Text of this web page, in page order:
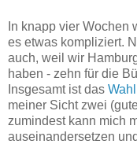
In knapp vier Wochen
es etwas kompliziert.
auch, weil wir
haben - zehn für die
Insgesamt ist das
meiner Sicht zwei
zumindest kann mich
auseinandersetzen